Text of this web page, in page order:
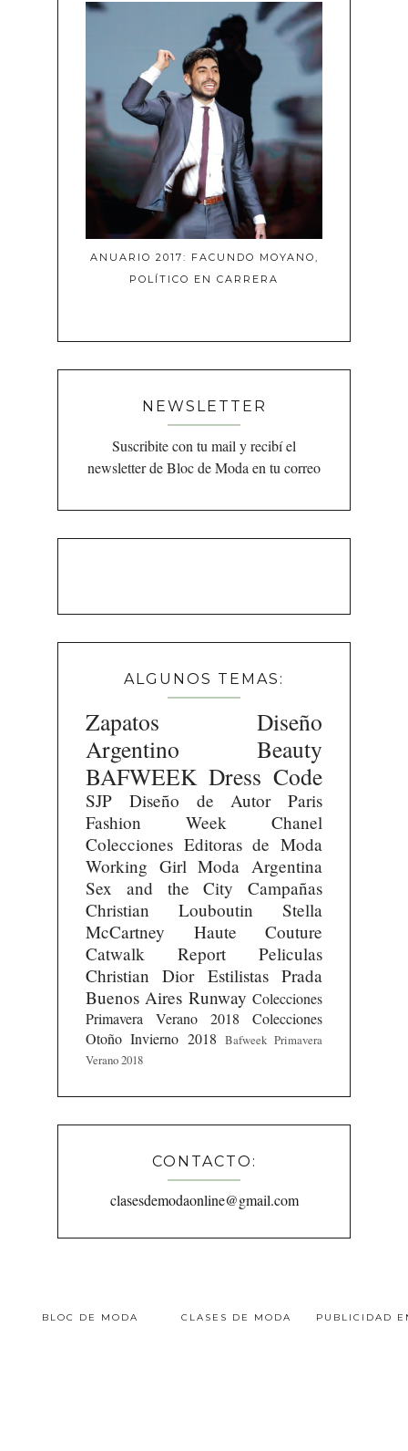
ANUARIO 2017: FACUNDO MOYANO,
POLÍTICO EN CARRERA
NEWSLETTER
Suscribite con tu mail y recibí el
newsletter de Bloc de Moda en tu correo
ALGUNOS TEMAS:
Zapatos
Diseño
Argentino
Beauty
BAFWEEK Dress Code
SJP Diseño de Autor
Paris
Fashion Week
Chanel
Colecciones Editoras de Moda
Working Girl Moda Argentina
Sex and the City
Campañas
Christian Louboutin
Stella
McCartney
Haute Couture
Catwalk Report
Peliculas
Christian Dior Estilistas Prada
Buenos Aires Runway Colecciones
Primavera Verano 2018
Colecciones
Otoño Invierno 2018 Bafweek Primavera
Verano 2018
CONTACTO:
clasesdemodaonline@gmail.com
BLOC DE MODA CLASES DE MODA PUBLICIDAD